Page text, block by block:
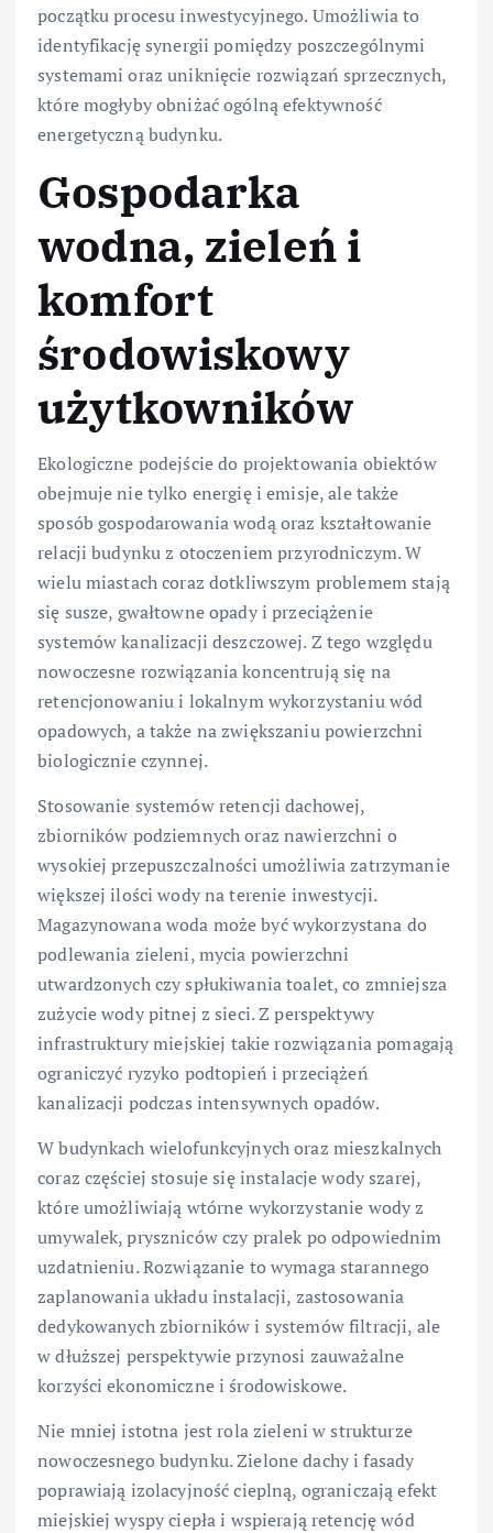
początku procesu inwestycyjnego. Umożliwia to
identyfikację synergii pomiędzy poszczególnymi
systemami oraz uniknięcie rozwiązań sprzecznych,
które mogłyby obniżać ogólną efektywność
energetyczną budynku.
Gospodarka
wodna, zieleń i
komfort
środowiskowy
użytkowników
Ekologiczne podejście do projektowania obiektów
obejmuje nie tylko energię i emisje, ale także
sposób gospodarowania wodą oraz kształtowanie
relacji budynku z otoczeniem przyrodniczym. W
wielu miastach coraz dotkliwszym problemem stają
się susze, gwałtowne opady i przeciążenie
systemów kanalizacji deszczowej. Z tego względu
nowoczesne rozwiązania koncentrują się na
retencjonowaniu i lokalnym wykorzystaniu wód
opadowych, a także na zwiększaniu powierzchni
biologicznie czynnej.
Stosowanie systemów retencji dachowej,
zbiorników podziemnych oraz nawierzchni o
wysokiej przepuszczalności umożliwia zatrzymanie
większej ilości wody na terenie inwestycji.
Magazynowana woda może być wykorzystana do
podlewania zieleni, mycia powierzchni
utwardzonych czy spłukiwania toalet, co zmniejsza
zużycie wody pitnej z sieci. Z perspektywy
infrastruktury miejskiej takie rozwiązania pomagają
ograniczyć ryzyko podtopień i przeciążeń
kanalizacji podczas intensywnych opadów.
W budynkach wielofunkcyjnych oraz mieszkalnych
coraz częściej stosuje się instalacje wody szarej,
które umożliwiają wtórne wykorzystanie wody z
umywalek, pryszniców czy pralek po odpowiednim
uzdatnieniu. Rozwiązanie to wymaga starannego
zaplanowania układu instalacji, zastosowania
dedykowanych zbiorników i systemów filtracji, ale
w dłuższej perspektywie przynosi zauważalne
korzyści ekonomiczne i środowiskowe.
Nie mniej istotna jest rola zieleni w strukturze
nowoczesnego budynku. Zielone dachy i fasady
poprawiają izolacyjność cieplną, ograniczają efekt
miejskiej wyspy ciepła i wspierają retencję wód